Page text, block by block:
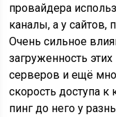
провайдера
каналы, а у сайтов,
Очень сильное
загруженность
серверов и ещё
скорость доступа к
пинг до него у